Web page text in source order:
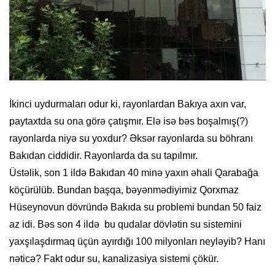
İkinci uydurmaları odur ki, rayonlardan Bakıya axın var,
paytaxtda su ona görə çatışmır. Elə isə bəs boşalmış(?)
rayonlarda niyə su yoxdur? Əksər rayonlarda su böhranı
Bakıdan ciddidir. Rayonlarda da su tapılmır.
Üstəlik, son 1 ildə Bakıdan 40 minə yaxın əhali Qarabağa
köçürülüb. Bundan başqa, bəyənmədiyimiz Qorxmaz
Hüseynovun dövründə Bakıda su problemi bundan 50 faiz
az idi. Bəs son 4 ildə bu qudalar dövlətin su sistemini
yaxşılaşdırmaq üçün ayırdığı 100 milyonları neyləyib? Hanı
nəticə? Fakt odur su, kanalizasiya sistemi çökür.